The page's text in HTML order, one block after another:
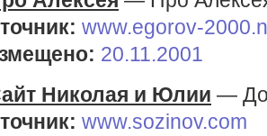
www.egorov-
20.11.2001
Николая и Юлии —
www.sozinov.com